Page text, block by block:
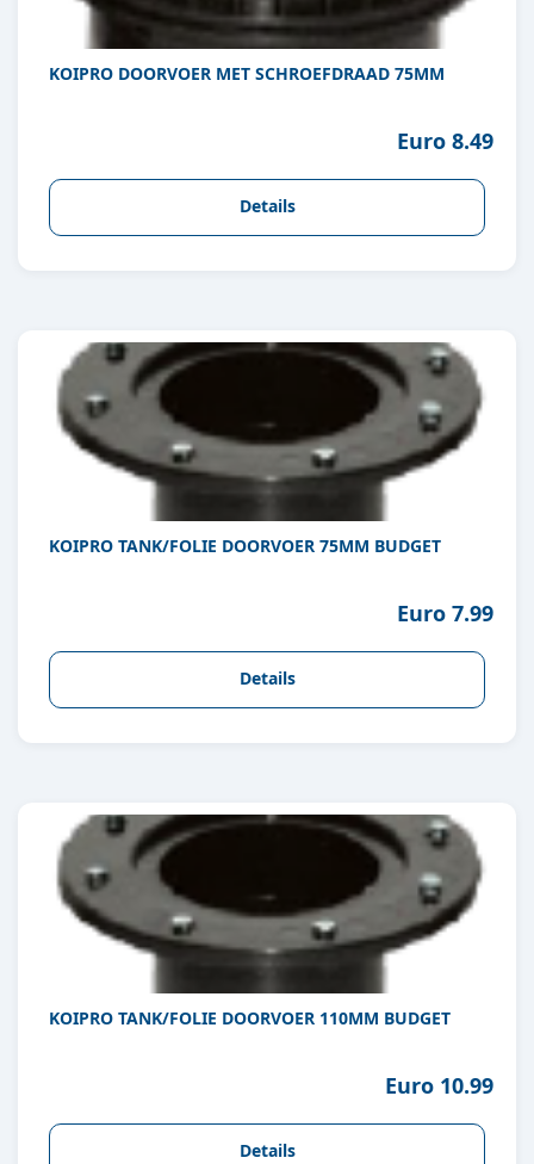
KOIPRO DOORVOER MET SCHROEFDRAAD 75MM
Euro 8.49
Details
KOIPRO TANK/FOLIE DOORVOER 75MM BUDGET
Euro 7.99
Details
KOIPRO TANK/FOLIE DOORVOER 110MM BUDGET
Euro 10.99
Details